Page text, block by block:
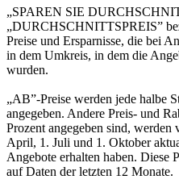
„SPAREN SIE
„DURCHSCHNITTSPREIS”
Preise und Ersparnisse, die bei
in dem Umkreis, in dem die
wurden.
„AB”-Preise werden jede halbe
angegeben. Andere Preis- und
Prozent angegeben sind, werden
April, 1. Juli und 1. Oktober
Angebote erhalten haben. Diese
auf Daten der letzten 12 Monate.